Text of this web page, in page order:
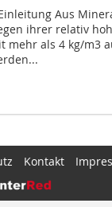
Aus
ihrer relativ
mehr als 4 kg/m3
Kontakt